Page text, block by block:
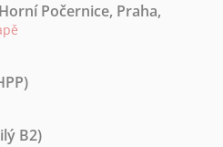
Počernice, Praha,
B2)